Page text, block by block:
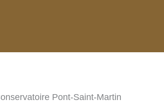
Pont-Saint-Martin